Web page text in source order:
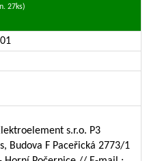
27ks)
s.r.o. P3
Budova F Paceřická 2773/1